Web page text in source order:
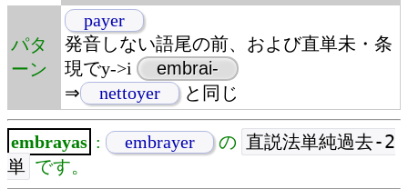
パタ
ーン
payer
発音しない語尾の前、および直単未・条
現でy->i
embrai-
⇒
nettoyer と同じ
embrayas : embrayer の 直説法単純過去-2
単 です。